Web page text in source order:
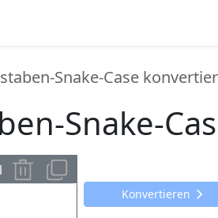
Snake-Case
Snake-
Konvertieren